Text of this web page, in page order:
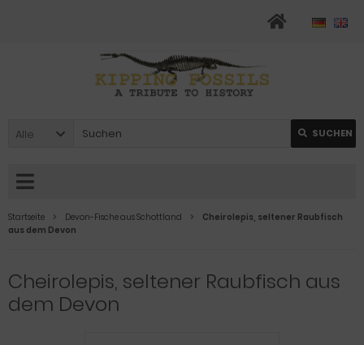
Alle SUCHEN
Startseite Devon-Fische aus Schottland
Cheirolepis, seltener Raubfisch
aus dem Devon
Cheirolepis, seltener Raubfisch aus
dem Devon